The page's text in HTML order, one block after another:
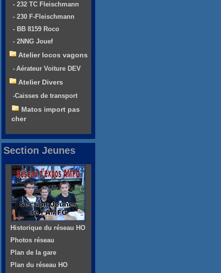
- 232 TC Fleischmann
- 230 F-Fleischmann
- BB 8159 Roco
- 2NNG Jouef
Atelier locos vagons
- Aérateur Voiture DEV
Atelier Divers
-Caisses de transport
Matos import pas
cher
Section Jeunes
Historique du réseau HO
Photos réseau
Plan de la gare
Plan du réseau HO